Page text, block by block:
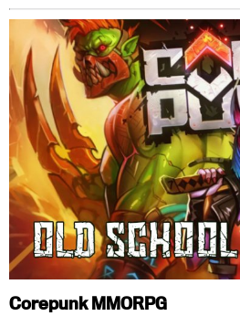
Corepunk MMORPG